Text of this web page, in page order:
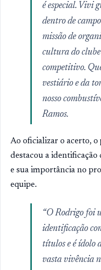
é especial. Vivi
dentro de
missão de
cultura do
competitivo.
vestiário e da
nosso
Ramos.
Ao oficializar o acerto, o
destacou a
e sua importância no
equipe.
“O Rodrigo foi
identificação
títulos e é ídolo
vasta vivência